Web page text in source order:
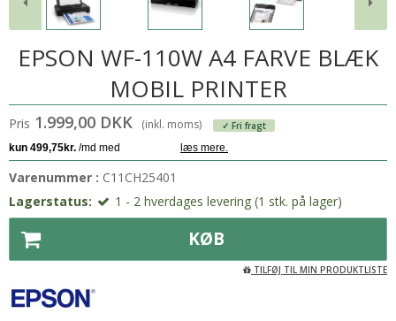
EPSON WF-110W A4 FARVE BLÆK
MOBIL PRINTER
Pris 1.999,00 DKK (inkl. moms) ✓ Fri fragt
Varenummer : C11CH25401
Lagerstatus:
1 - 2 hverdages levering (1 stk. på lager)
KØB
TILFØJ TIL MIN PRODUKTLISTE